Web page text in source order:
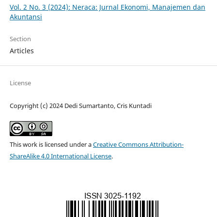
Vol. 2 No. 3 (2024): Neraca: Jurnal Ekonomi, Manajemen dan
Akuntansi
Section
Articles
License
Copyright (c) 2024 Dedi Sumartanto, Cris Kuntadi
This work is licensed under aCreative Commons Attribution-
ShareAlike 4.0 International License.